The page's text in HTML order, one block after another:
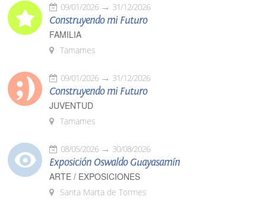
09/01/2026 31/12/2026
Construyendo mi Futuro
FAMILIA
Tamames
09/01/2026 31/12/2026
Construyendo mi Futuro
JUVENTUD
Tamames
08/05/2026 30/08/2026
Exposición Oswaldo Guayasamín
ARTE / EXPOSICIONES
Santa Marta de Tormes